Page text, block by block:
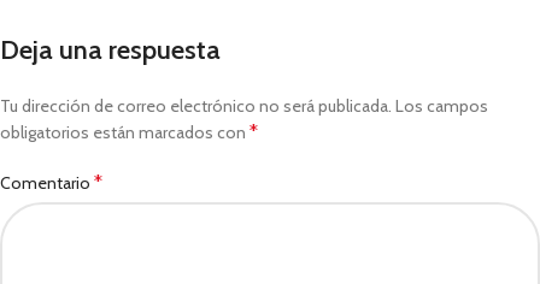
Deja una respuesta
Tu dirección de correo electrónico no será publicada. Los campos
obligatorios están marcados con *
Comentario *